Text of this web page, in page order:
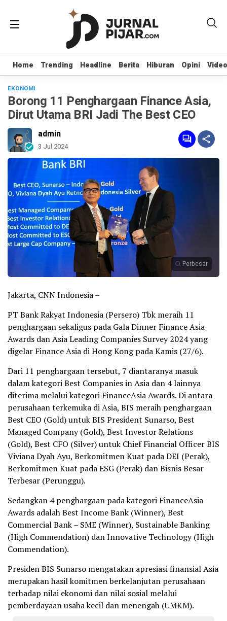
Home Trending Headline Berita Hiburan Opini Video
Home Trending Headline Berita Hiburan Opini Video
EKONOMI
Borong 11 Penghargaan Finance Asia,
Dirut Utama BRI Jadi The Best CEO
admin
3 Jul 2024
Perbesar
Jakarta, CNN Indonesia –
PT Bank Rakyat Indonesia (Persero) Tbk meraih 11
penghargaan sekaligus pada Gala Dinner Finance Asia
Awards dan Asia Leading Companies Survey 2024 yang
digelar Finance Asia di Hong Kong pada Kamis (27/6).
Dari 11 penghargaan tersebut, 7 diantaranya masuk
dalam kategori Best Companies in Asia dan 4 lainnya
diterima melalui kategori FinanceAsia Awards. Di antara
perusahaan terkemuka di Asia, BIS meraih penghargaan
Best CEO (Gold) untuk BIS President Sunarso, Best
Managed Company (Gold), Best Investor Relations
(Gold), Best CFO (Silver) untuk Chief Financial Officer BIS
Viviana Dyah Ayu, Berkomitmen Kuat pada DEI (Perak),
Berkomitmen Kuat pada ESG (Perak) dan Bisnis Besar
Terbesar (Perunggu).
Sedangkan 4 penghargaan pada kategori FinanceAsia
Awards adalah Best Income Bank (Winner), Best
Commercial Bank – SME (Winner), Sustainable Banking
(High Commendation) dan Innovative Technology (High
Commendation).
Presiden BIS Sunarso mengatakan apresiasi finansial Asia
merupakan hasil komitmen berkelanjutan perusahaan
terhadap nilai ekonomi dan nilai sosial melalui
pemberdayaan usaha kecil dan menengah (UMKM).